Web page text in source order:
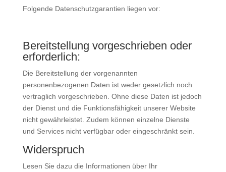
Folgende Datenschutzgarantien liegen vor:
Bereitstellung vorgeschrieben oder
erforderlich:
Die Bereitstellung der vorgenannten
personenbezogenen Daten ist weder gesetzlich noch
vertraglich vorgeschrieben. Ohne diese Daten ist jedoch
der Dienst und die Funktionsfähigkeit unserer Website
nicht gewährleistet. Zudem können einzelne Dienste
und Services nicht verfügbar oder eingeschränkt sein.
Widerspruch
Lesen Sie dazu die Informationen über Ihr